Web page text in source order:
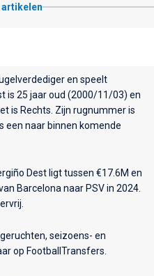
en speelt
is 25 jaar oud (2000/11/03) en
is Rechts. Zijn rugnummer is
een naar binnen komende
Dest ligt tussen €17.6M en
Barcelona naar PSV in 2024.
seizoens- en
op FootballTransfers.